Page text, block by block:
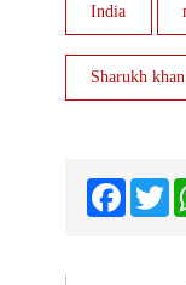
India
Sharukh khan